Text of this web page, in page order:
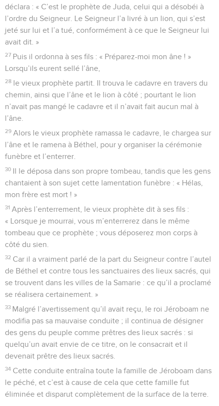
déclara : « C’est le prophète de Juda, celui qui a désobéi à
l’ordre du Seigneur. Le Seigneur l’a livré à un lion, qui s’est
jeté sur lui et l’a tué, conformément à ce que le Seigneur lui
avait dit. »
27 Puis il ordonna à ses fils : « Préparez-moi mon âne ! »
Lorsqu’ils eurent sellé l’âne,
28 le vieux prophète partit. Il trouva le cadavre en travers du
chemin, ainsi que l’âne et le lion à côté ; pourtant le lion
n’avait pas mangé le cadavre et il n’avait fait aucun mal à
l’âne.
29 Alors le vieux prophète ramassa le cadavre, le chargea sur
l’âne et le ramena à Béthel, pour y organiser la cérémonie
funèbre et l’enterrer.
30 Il le déposa dans son propre tombeau, tandis que les gens
chantaient à son sujet cette lamentation funèbre : « Hélas,
mon frère est mort ! »
31 Après l’enterrement, le vieux prophète dit à ses fils :
« Lorsque je mourrai, vous m’enterrerez dans le même
tombeau que ce prophète ; vous déposerez mon corps à
côté du sien.
32 Car il a vraiment parlé de la part du Seigneur contre l’autel
de Béthel et contre tous les sanctuaires des lieux sacrés, qui
se trouvent dans les villes de la Samarie : ce qu’il a proclamé
se réalisera certainement. »
33 Malgré l’avertissement qu’il avait reçu, le roi Jéroboam ne
modifia pas sa mauvaise conduite ; il continua de désigner
des gens du peuple comme prêtres des lieux sacrés : si
quelqu’un avait envie de ce titre, on le consacrait et il
devenait prêtre des lieux sacrés.
34 Cette conduite entraîna toute la famille de Jéroboam dans
le péché, et c’est à cause de cela que cette famille fut
éliminée et disparut complètement de la surface de la terre.